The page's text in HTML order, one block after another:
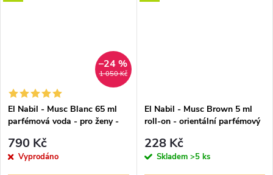
1 050 Kč
–24 %
El Nabil - Musc Blanc 65 ml
parfémová voda - pro ženy -
790 Kč
Vyprodáno
El Nabil - Musc Brown 5 ml
roll-on - orientální parfémový
228 Kč
Skladem >5 ks